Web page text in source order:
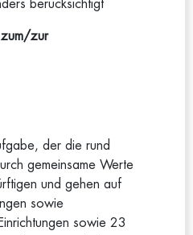
berücksichtigt
zum/zur
der die rund
gemeinsame Werte
und gehen auf
sowie
sowie 23